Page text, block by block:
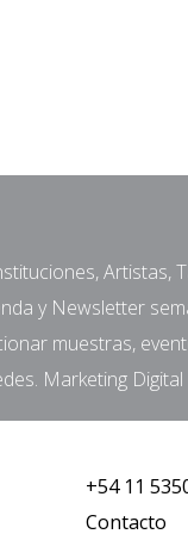
Artistas,
y Newsletter
muestras,
Marketing Digital
+54 11
Contacto